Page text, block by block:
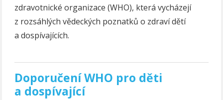
zdravotnické organizace (WHO), která vycházejí
z rozsáhlých vědeckých poznatků o zdraví dětí
a dospívajících.
Doporučení WHO pro děti
a dospívající